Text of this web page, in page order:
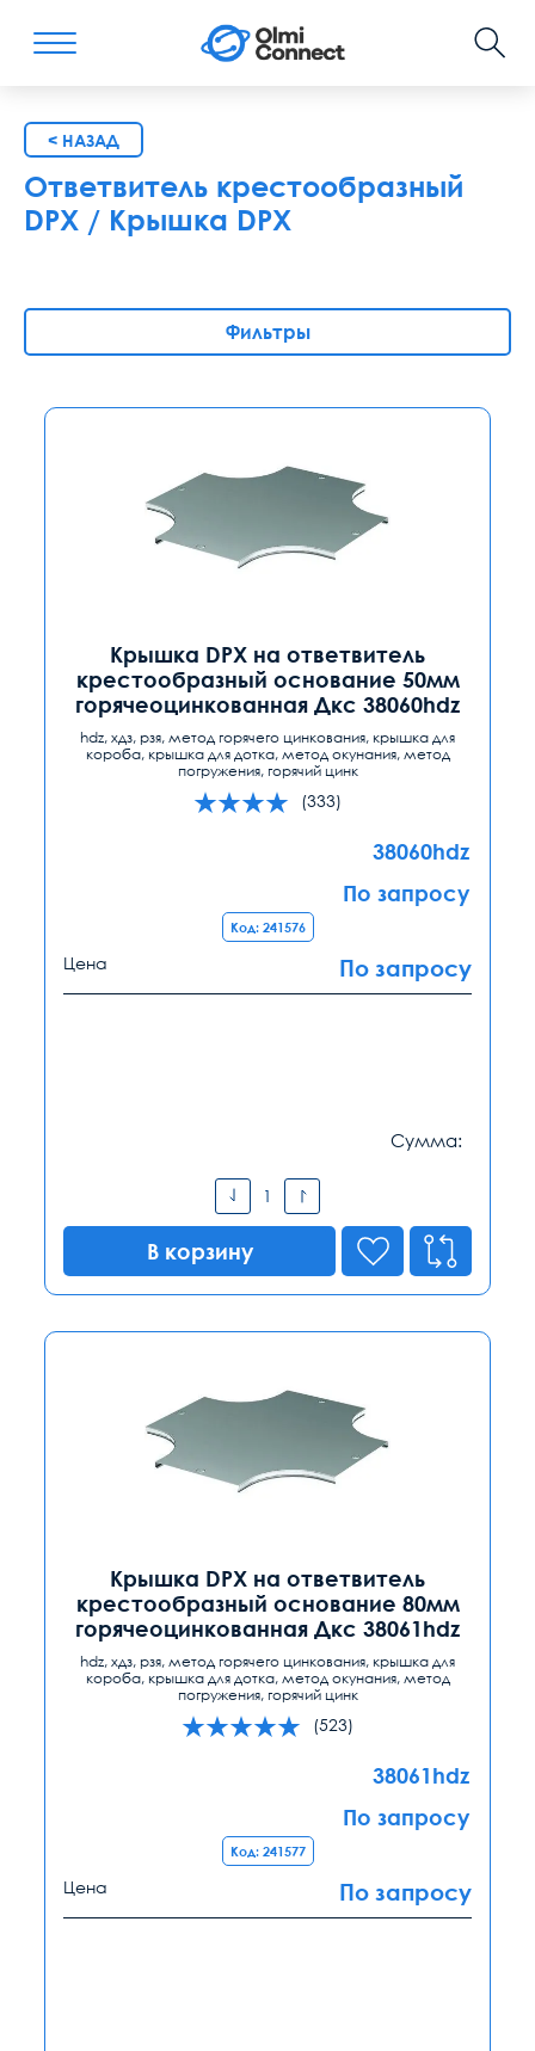
< НАЗАД
Ответвитель крестообразный
DPX / Крышка DPX
Фильтры
Крышка DPX на ответвитель
крестообразный основание 50мм
горячеоцинкованная Дкс 38060hdz
hdz, хдз, рзя, метод горячего цинкования, крышка для
короба, крышка для дотка, метод окунания, метод
погружения, горячий цинк
(333)
38060hdz
По запросу
Код: 241576
Цена По запросу
Сумма:
В корзину
Крышка DPX на ответвитель
крестообразный основание 80мм
горячеоцинкованная Дкс 38061hdz
hdz, хдз, рзя, метод горячего цинкования, крышка для
короба, крышка для дотка, метод окунания, метод
погружения, горячий цинк
(523)
38061hdz
По запросу
Код: 241577
Цена По запросу